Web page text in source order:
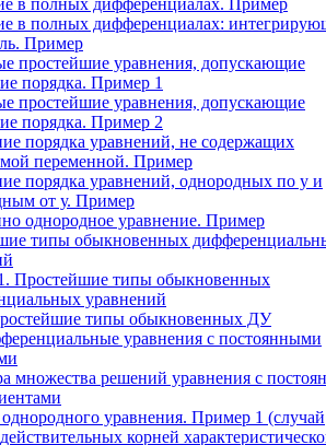
в полных дифференциалах. Пример
в полных дифференциалах:
Пример
простейшие уравнения, допускающие
порядка. Пример 1
простейшие уравнения, допускающие
порядка. Пример 2
порядка уравнений, не содержащих
переменной. Пример
порядка уравнений, однородных по у и
от у. Пример
однородное уравнение. Пример
типы обыкновенных
Простейшие типы обыкновенных
уравнений
типы обыкновенных ДУ
уравнения с постоянными
множества решений уравнения с
уравнения. Пример 1 (случай
корней